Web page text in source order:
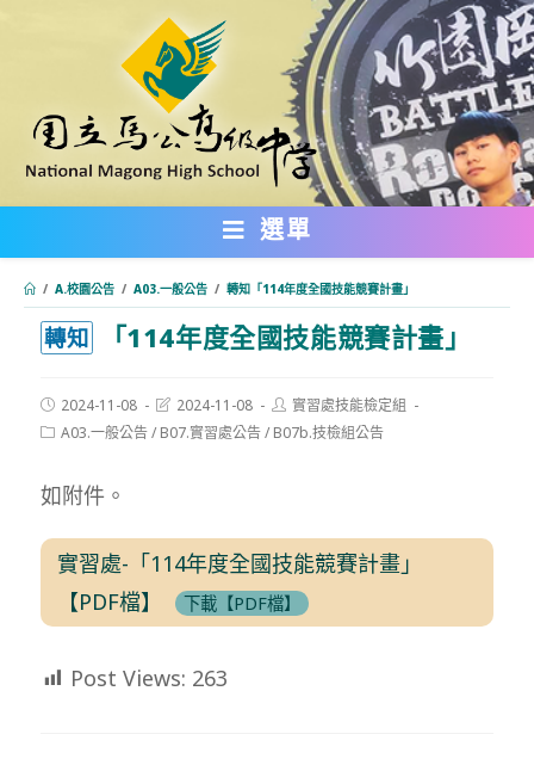
內
選單
/ A.校園公告 / A03.一般公告 / 轉知「114年度全國技能競賽計畫」
轉知 「114年度全國技能競賽計畫」
Post
published:
2024-11-08
Post
modified:
2024-11-08
Post
author:
實習處技能檢定組
PostA03.一般公告/ B07.實習處公告/ B07b.技檢組公告
如附件。
實習處-「114年度全國技能競賽計畫」
【PDF檔】
下載【PDF檔】
Post Views: 263